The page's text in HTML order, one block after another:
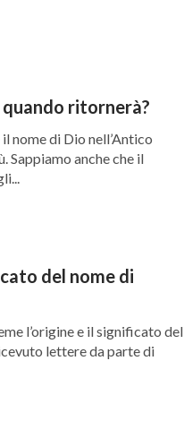
quando ritornerà?
nome di Dio nell’Antico
Sappiamo anche che il
del nome di
l’origine e il significato del
lettere da parte di